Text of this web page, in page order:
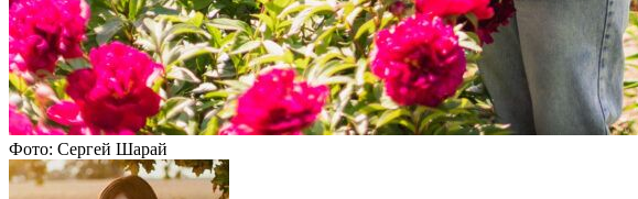
Фото: Сергей Шарай